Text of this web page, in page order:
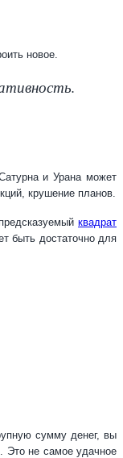
новое.
и Урана может
крушение планов.
квадрат
быть достаточно для
сумму денег, вы
Это не самое удачное